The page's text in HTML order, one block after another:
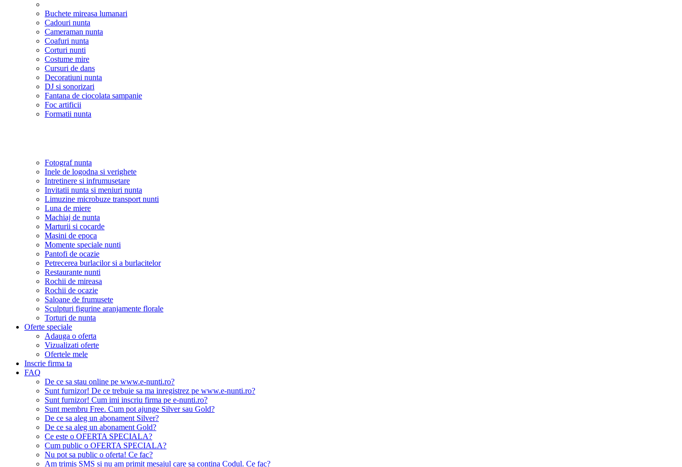
Buchete mireasa lumanari
Cadouri nunta
Cameraman nunta
Coafuri nunta
Corturi nunti
Costume mire
Cursuri de dans
Decoratiuni nunta
DJ si sonorizari
Fantana de ciocolata sampanie
Foc artificii
Formatii nunta
Fotograf nunta
Inele de logodna si verighete
Intretinere si infrumusetare
Invitatii nunta si meniuri nunta
Limuzine microbuze transport nunti
Luna de miere
Machiaj de nunta
Marturii si cocarde
Masini de epoca
Momente speciale nunti
Pantofi de ocazie
Petrecerea burlacilor si a burlacitelor
Restaurante nunti
Rochii de mireasa
Rochii de ocazie
Saloane de frumusete
Sculpturi figurine aranjamente florale
Torturi de nunta
Oferte speciale
Adauga o oferta
Vizualizati oferte
Ofertele mele
Inscrie firma ta
FAQ
De ce sa stau online pe www.e-nunti.ro?
Sunt furnizor! De ce trebuie sa ma inregistrez pe www.e-nunti.ro?
Sunt furnizor! Cum imi inscriu firma pe e-nunti.ro?
Sunt membru Free. Cum pot ajunge Silver sau Gold?
De ce sa aleg un abonament Silver?
De ce sa aleg un abonament Gold?
Ce este o OFERTA SPECIALA?
Cum public o OFERTA SPECIALA?
Nu pot sa public o oferta! Ce fac?
Am trimis SMS si nu am primit mesajul care sa contina Codul. Ce fac?